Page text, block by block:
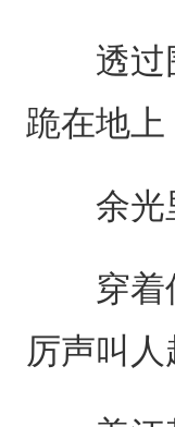
透过围
跪在地
余光里
穿着侍
厉声叫人